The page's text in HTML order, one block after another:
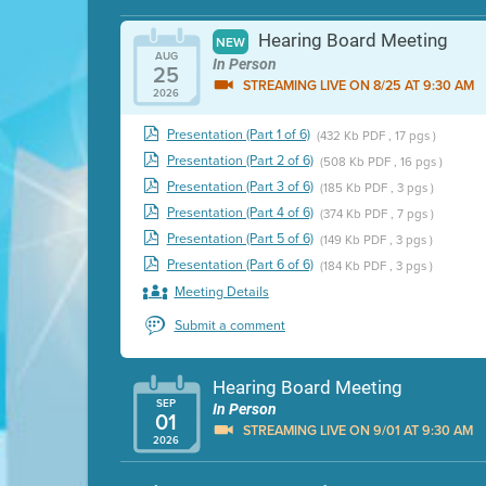
AUG
25
2026
NEW Hearing Board Meeting
In Person
STREAMING LIVE ON 8/25 AT 9:30 AM
Presentation (Part 1 of 6) (432 Kb PDF , 17 pgs )
Presentation (Part 2 of 6) (508 Kb PDF , 16 pgs )
Presentation (Part 3 of 6) (185 Kb PDF , 3 pgs )
Presentation (Part 4 of 6) (374 Kb PDF , 7 pgs )
Presentation (Part 5 of 6) (149 Kb PDF , 3 pgs )
Presentation (Part 6 of 6) (184 Kb PDF , 3 pgs )
Meeting Details
Submit a comment
SEP
01
2026
Hearing Board Meeting
In Person
STREAMING LIVE ON 9/01 AT 9:30 AM